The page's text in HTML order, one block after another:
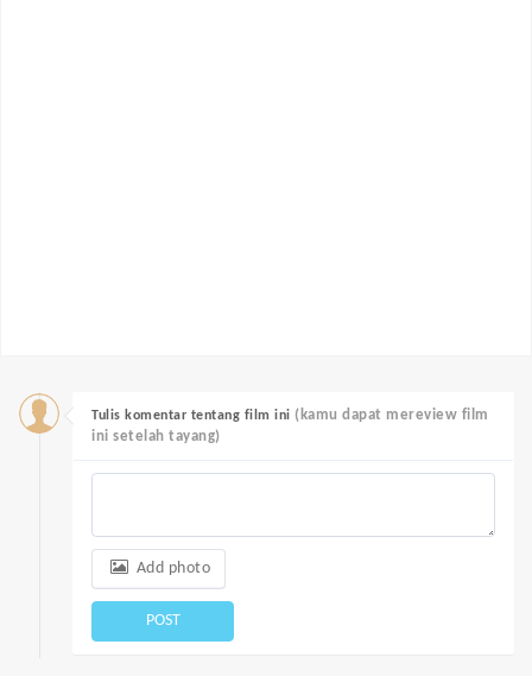
Tulis komentar tentang film ini (kamu dapat mereview film
ini setelah tayang)
Add photo
POST